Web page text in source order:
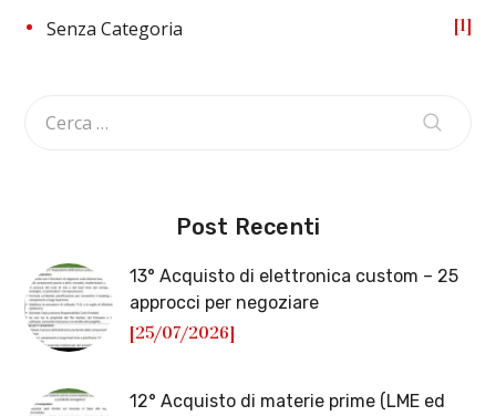
Senza Categoria 1
Post Recenti
13° Acquisto di elettronica custom – 25
approcci per negoziare
[25/07/2026]
12° Acquisto di materie prime (LME ed